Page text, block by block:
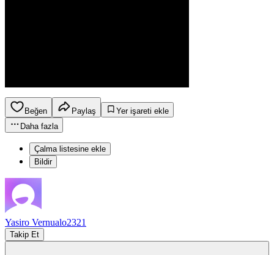
Beğen Paylaş
Yer işareti ekle
Daha fazla
Çalma listesine ekle
Bildir
Yasiro Vernualo2321
Takip Et